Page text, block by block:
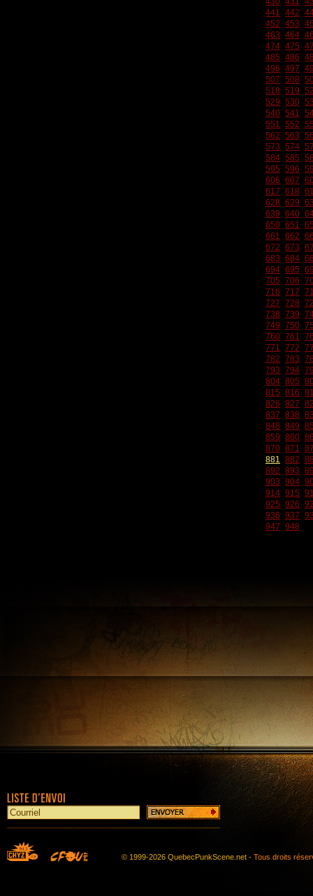
441 442
452 453
463 464
474 475
485 486
496 497
507 508
518 519
529 530
540 541
551 552
562 563
573 574
584 585
595 596
606 607
617 618
628 629
639 640
650 651
661 662
672 673
683 684
694 695
705 706
716 717
727 728
738 739
749 750
760 761
771 772
782 783
793 794
804 805
815 816
826 827
837 838
848 849
859 860
870 871
881 882
892 893
903 904
914 915
925 926
936 937
947 948
© 1999-2026 QuebecPunkScene.net - Tous droits